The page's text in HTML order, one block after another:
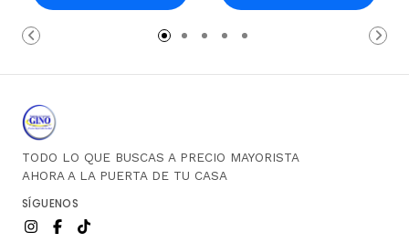
TODO LO QUE BUSCAS A PRECIO MAYORISTA
AHORA A LA PUERTA DE TU CASA
SÍGUENOS